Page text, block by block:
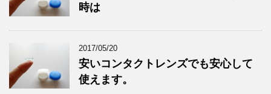
時は
2017/05/20
安いコンタクトレンズでも安心して
使えます。